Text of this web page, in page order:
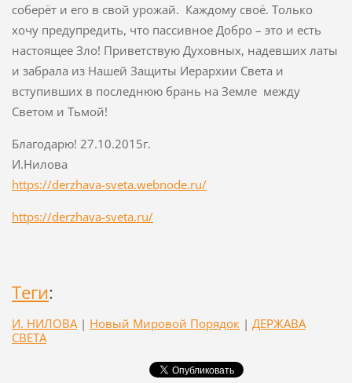
соберёт и его в свой урожай. Каждому своё. Только
хочу предупредить, что пассивное Добро – это и есть
настоящее Зло! Приветствую Духовных, надевших латы
и забрала из Нашей Защиты Иерархии Света и
вступивших в последнюю брань на Земле между
Светом и Тьмой!
Благодарю! 27.10.2015г.
И.Нилова
https://derzhava-sveta.webnode.ru/
https://derzhava-sveta.ru/
Теги:
И. НИЛОВА | Новый Мировой Порядок | ДЕРЖАВА
СВЕТА